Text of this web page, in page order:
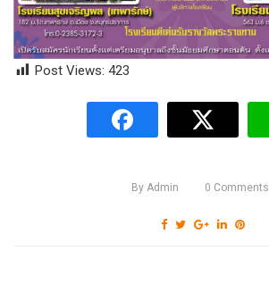
Post Views: 423
By Admin 0 Comments